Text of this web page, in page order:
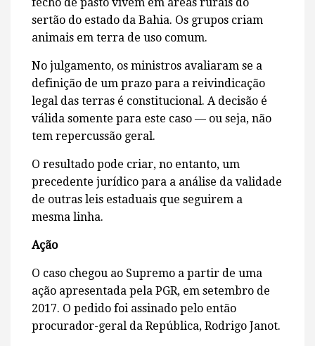
sertão do estado da Bahia. Os grupos criam
animais em terra de uso comum.
No julgamento, os ministros avaliaram se a
definição de um prazo para a reivindicação
legal das terras é constitucional. A decisão é
válida somente para este caso — ou seja, não
tem repercussão geral.
O resultado pode criar, no entanto, um
precedente jurídico para a análise da validade
de outras leis estaduais que seguirem a
mesma linha.
Ação
O caso chegou ao Supremo a partir de uma
ação apresentada pela PGR, em setembro de
2017. O pedido foi assinado pelo então
procurador-geral da República, Rodrigo Janot.